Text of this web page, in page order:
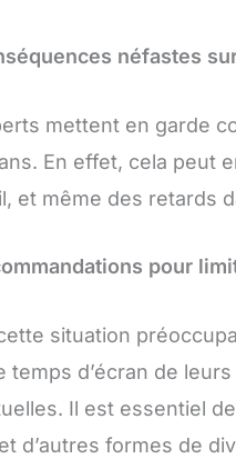
néfastes
mettent en garde
En effet, cela peut
et même des retards
pour
situation
temps d’écran de
Il est essentiel
d’autres formes de